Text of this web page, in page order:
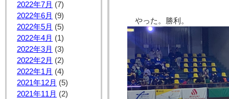
2022年7月 (7)
2022年6月 (9)
2022年5月 (5)
2022年4月 (1)
2022年3月 (3)
2022年2月 (2)
2022年1月 (4)
2021年12月 (5)
2021年11月 (2)
やった。勝利。